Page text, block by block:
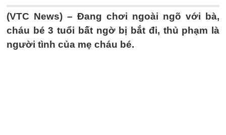
(VTC News) – Đang chơi ngoài ngõ với bà,
cháu bé 3 tuổi bất ngờ bị bắt đi, thủ phạm là
người tình của mẹ cháu bé.